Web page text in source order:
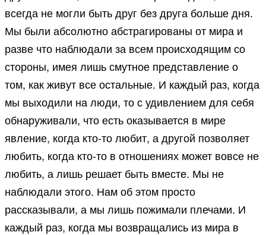
всегда не могли быть друг без друга больше дня.
Мы были абсолютно абстрагированы от мира и
разве что наблюдали за всем происходящим со
стороны, имея лишь смутное представление о
том, как живут все остальные. И каждый раз, когда
мы выходили на люди, то с удивлением для себя
обнаруживали, что есть оказывается в мире
явление, когда кто-то любит, а другой позволяет
любить, когда кто-то в отношениях может вовсе не
любить, а лишь решает быть вместе. Мы не
наблюдали этого. Нам об этом просто
рассказывали, а мы лишь пожимали плечами. И
каждый раз, когда мы возвращались из мира в